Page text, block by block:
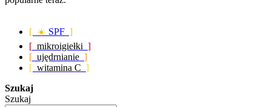
[ ☀️ SPF ]
[ mikroigiełki ]
[ ujędrnianie ]
[ witamina C ]
Szukaj
Szukaj